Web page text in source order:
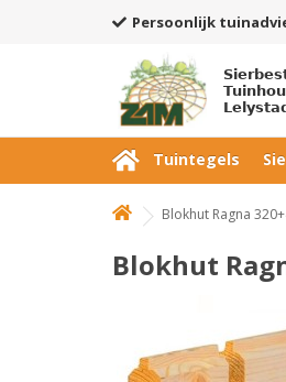
Persoonlijk
Tuintegels
Blokhut Ragna
Blokhut